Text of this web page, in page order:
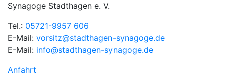
Synagoge Stadthagen e. V.
Tel.: 05721-9957 606
E-Mail: vorsitz@stadthagen-synagoge.de
E-Mail: info@stadthagen-synagoge.de
Anfahrt